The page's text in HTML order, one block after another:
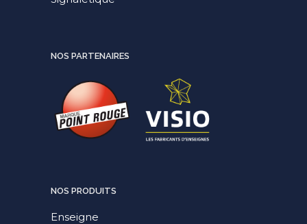
NOS PARTENAIRES
NOS PRODUITS
Enseigne